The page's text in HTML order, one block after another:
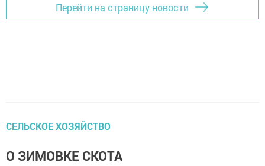
Перейти на страницу новости
СЕЛЬСКОЕ ХОЗЯЙСТВО
О ЗИМОВКЕ СКОТА